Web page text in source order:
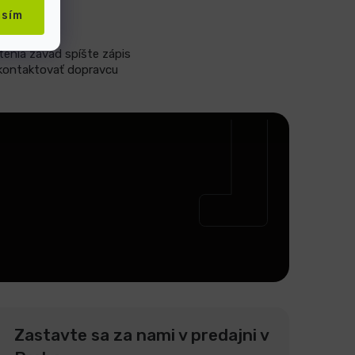
závad spíšte zápis
dopravcu
Zastavte sa za nami v predajni v